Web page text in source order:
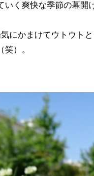
く爽快な季節の幕開
にかまけてウトウト
）。